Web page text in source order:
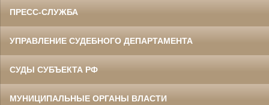
ПРЕСС-СЛУЖБА
УПРАВЛЕНИЕ СУДЕБНОГО ДЕПАРТАМЕНТА
СУДЫ СУБЪЕКТА РФ
МУНИЦИПАЛЬНЫЕ ОРГАНЫ ВЛАСТИ